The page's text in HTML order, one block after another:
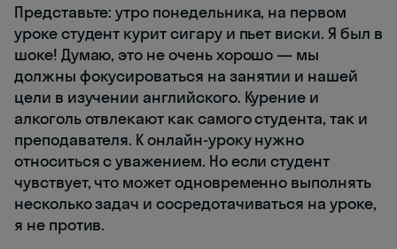
Представьте: утро понедельника, на первом
уроке студент курит сигару и пьет виски. Я был в
шоке! Думаю, это не очень хорошо — мы
должны фокусироваться на занятии и нашей
цели в изучении английского. Курение и
алкоголь отвлекают как самого студента, так и
преподавателя. К онлайн-уроку нужно
относиться с уважением. Но если студент
чувствует, что может одновременно выполнять
несколько задач и сосредотачиваться на уроке,
я не против.